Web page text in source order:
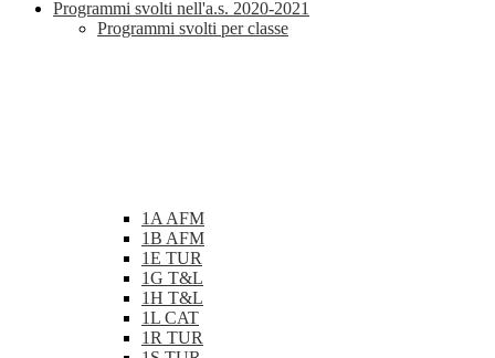
Programmi svolti nell'a.s. 2020-2021
Programmi svolti per classe
1A AFM
1B AFM
1E TUR
1G T&L
1H T&L
1L CAT
1R TUR